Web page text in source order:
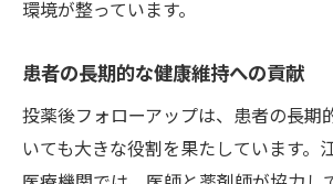
環境が整っています。
患者の長期的な健康維持への貢献
投薬後フォローアップは、患者の長期
いても大きな役割を果たしています。